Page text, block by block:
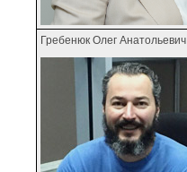
Гребенюк Олег Анатольевич